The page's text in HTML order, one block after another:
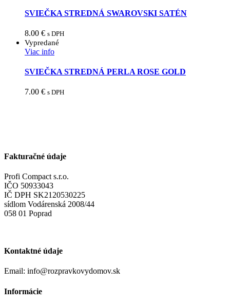
SVIEČKA STREDNÁ SWAROVSKI SATÉN
8.00 € s DPH
Vypredané
Viac info
SVIEČKA STREDNÁ PERLA ROSE GOLD
7.00 € s DPH
Fakturačné údaje
Profi Compact s.r.o.
IČO 50933043
IČ DPH SK2120530225
sídlom Vodárenská 2008/44
058 01 Poprad
Kontaktné údaje
Email: info@rozpravkovydomov.sk
Informácie